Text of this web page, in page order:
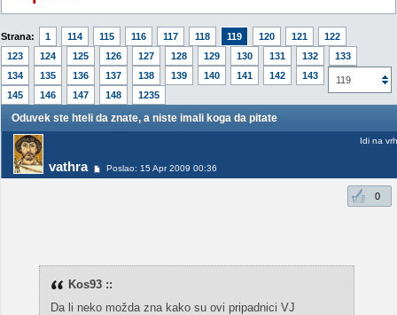
Strana: 1 114 115 116 117 118 119 120 121
122
123
124 125 126 127 128 129 130 131 132
133
134
135 136 137 138 139 140 141 142 143
144
145
146 147 148 1235
119
Oduvek ste hteli da znate, a niste imali koga da pitate
vathra Poslao: 15 Apr 2009 00:36
Idi na vrh
0
Kos93 ::
Da li neko možda zna kako su ovi pripadnici VJ